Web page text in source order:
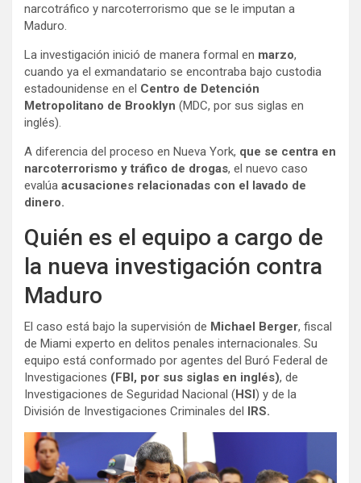
narcotráfico y narcoterrorismo que se le imputan a
Maduro.
La investigación inició de manera formal en marzo,
cuando ya el exmandatario se encontraba bajo custodia
estadounidense en el Centro de Detención
Metropolitano de Brooklyn (MDC, por sus siglas en
inglés).
A diferencia del proceso en Nueva York, que se centra en
narcoterrorismo y tráfico de drogas, el nuevo caso
evalúa acusaciones relacionadas con el lavado de
dinero.
Quién es el equipo a cargo de
la nueva investigación contra
Maduro
El caso está bajo la supervisión de Michael Berger, fiscal
de Miami experto en delitos penales internacionales. Su
equipo está conformado por agentes del Buró Federal de
Investigaciones (FBI, por sus siglas en inglés), de
Investigaciones de Seguridad Nacional (HSI) y de la
División de Investigaciones Criminales del IRS.